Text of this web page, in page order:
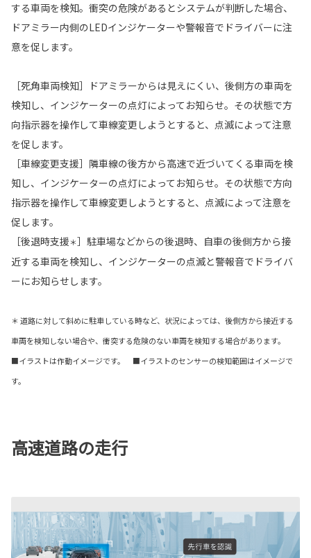
する車両を検知。衝突の危険があるとシステムが判断した場合、
ドアミラー内側のLEDインジケーターや警報音でドライバーに注
意を促します。
［死角車両検知］ドアミラーからは見えにくい、後側方の車両を
検知し、インジケーターの点灯によってお知らせ。その状態で方
向指示器を操作して車線変更しようとすると、点滅によって注意
を促します。
［車線変更支援］隣車線の後方から高速で近づいてくる車両を検
知し、インジケーターの点灯によってお知らせ。その状態で方向
指示器を操作して車線変更しようとすると、点滅によって注意を
促します。
［後退時支援＊］駐車場などからの後退時、自車の後側方から接
近する車両を検知し、インジケーターの点滅と警報音でドライバ
ーにお知らせします。
＊ 道路に対して斜めに駐車している時など、状況によっては、後側方から接近する
車両を検知しない場合や、衝突する危険のない車両を検知する場合があります。
■イラストは作動イメージです。 ■イラストのセンサーの検知範囲はイメージで
す。
高速道路の走行